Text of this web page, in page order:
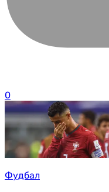
0
Фудбал